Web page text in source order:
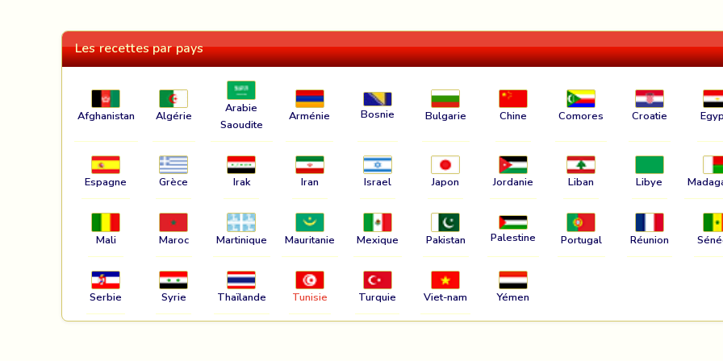
Les recettes par pays
Afghanistan Algérie
Arabie
Saoudite
Arménie Bosnie Bulgarie Chine Comores Croatie
Espagne Grèce Irak Iran Israel Japon Jordanie Liban Libye
Mali Maroc Martinique Mauritanie Mexique Pakistan Palestine Portugal Réunion
Serbie Syrie Thaïlande Tunisie Turquie Viet-nam Yémen